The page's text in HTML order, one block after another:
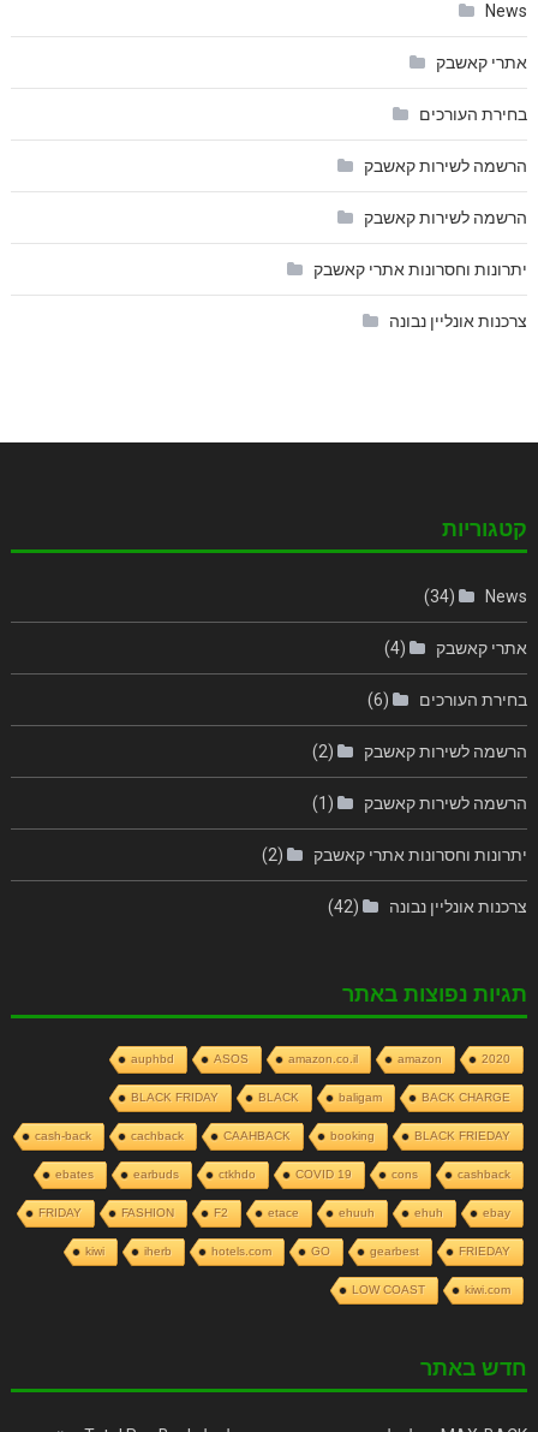
News
אתרי קאשבק
בחירת העורכים
הרשמה לשירות קאשבק
הרשמה לשירות קאשבק
יתרונות וחסרונות אתרי קאשבק
צרכנות אונליין נבונה
קטגוריות
News
(34)
אתרי קאשבק (4)
בחירת העורכים (6)
הרשמה לשירות קאשבק (2)
הרשמה לשירות קאשבק (1)
יתרונות וחסרונות אתרי קאשבק (2)
צרכנות אונליין נבונה (42)
תגיות נפוצות באתר
2020
amazon
amazon.co.il
ASOS
auphbd
BACK CHARGE
baligam
BLACK
BLACK FRIDAY
BLACK FRIEDAY
booking
CAAHBACK
cachback
cash-back
cashback
cons
COVID 19
ctkhdo
earbuds
ebates
ebay
ehuh
ehuuh
etace
F2
FASHION
FRIDAY
FRIEDAY
gearbest
GO
hotels.com
iherb
kiwi
kiwi.com
LOW COAST
חדש באתר